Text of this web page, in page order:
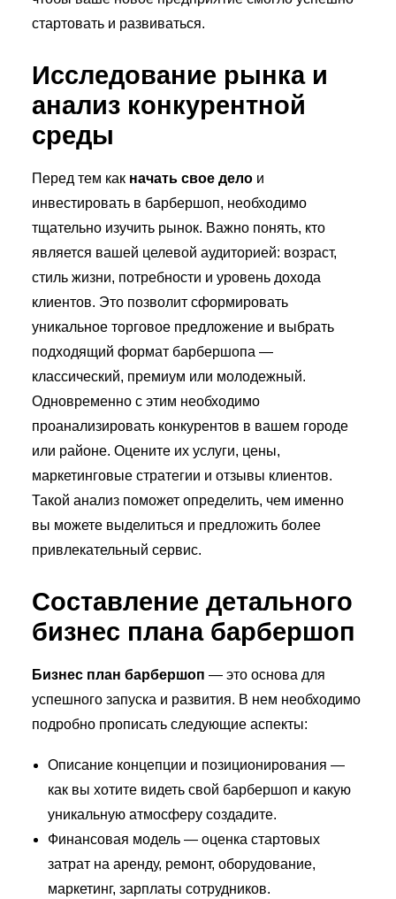
стартовать и развиваться.
Исследование рынка и
анализ конкурентной
среды
Перед тем как начать свое дело и
инвестировать в барбершоп, необходимо
тщательно изучить рынок. Важно понять, кто
является вашей целевой аудиторией: возраст,
стиль жизни, потребности и уровень дохода
клиентов. Это позволит сформировать
уникальное торговое предложение и выбрать
подходящий формат барбершопа —
классический, премиум или молодежный.
Одновременно с этим необходимо
проанализировать конкурентов в вашем городе
или районе. Оцените их услуги, цены,
маркетинговые стратегии и отзывы клиентов.
Такой анализ поможет определить, чем именно
вы можете выделиться и предложить более
привлекательный сервис.
Составление детального
бизнес плана барбершоп
Бизнес план барбершоп — это основа для
успешного запуска и развития. В нем необходимо
подробно прописать следующие аспекты:
Описание концепции и позиционирования —
как вы хотите видеть свой барбершоп и какую
уникальную атмосферу создадите.
Финансовая модель — оценка стартовых
затрат на аренду, ремонт, оборудование,
маркетинг, зарплаты сотрудников.